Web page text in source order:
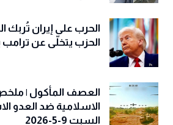
الحرب على إيران تُربك
الحزب يتخلّى عن
العصف المأكول |
الاسلامية ضد العدو
السبت 9-5-2026